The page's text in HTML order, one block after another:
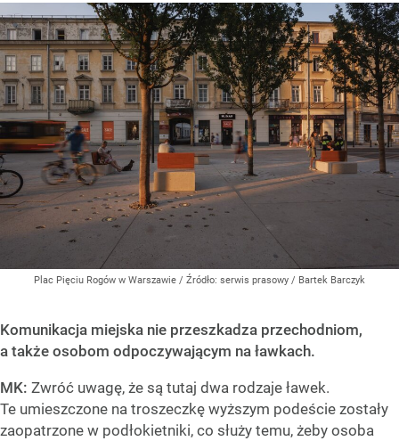
Plac Pięciu Rogów w Warszawie / Źródło: serwis prasowy / Bartek Barczyk
Komunikacja miejska nie przeszkadza przechodniom,
a także osobom odpoczywającym na ławkach.
MK: Zwróć uwagę, że są tutaj dwa rodzaje ławek.
Te umieszczone na troszeczkę wyższym podeście zostały
zaopatrzone w podłokietniki, co służy temu, żeby osoba